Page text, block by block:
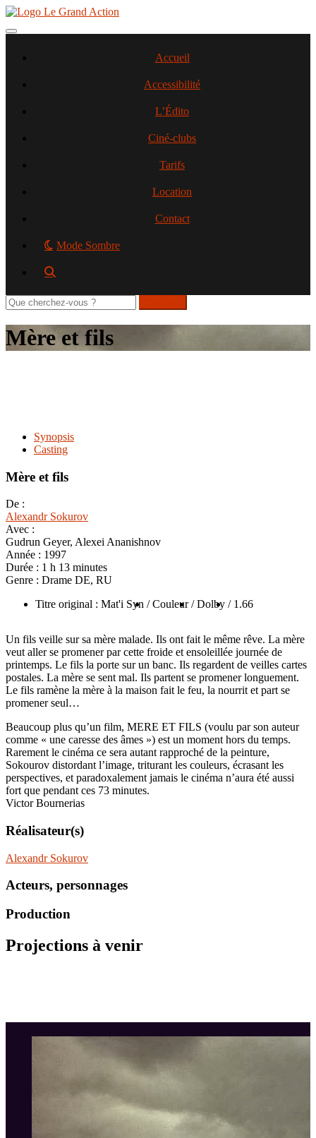
Aller
contenu
Toggle navigation
Accueil
Accessibilité
L’Édito
Ciné-clubs
Tarifs
Location
Contact
Mode Sombre
Rechercher
sur
le
site
Mère et fils
Synopsis
Casting
Mère et fils
De :
Alexandr Sokurov
Avec :
Gudrun Geyer, Alexei Ananishnov
Année : 1997
Durée : 1 h 13 minutes
Genre : Drame DE, RU
Titre original : Mat'i Syn / Couleur / Dolby / 1.66
Un fils veille sur sa mère malade. Ils ont fait le même rêve. La mère
veut aller se promener par cette froide et ensoleillée journée de
printemps. Le fils la porte sur un banc. Ils regardent de veilles cartes
postales. La mère se sent mal. Ils partent se promener longuement.
Le fils ramène la mère à la maison fait le feu, la nourrit et part se
promener seul…
Beaucoup plus qu’un film, MERE ET FILS (voulu par son auteur
comme « une caresse des âmes ») est un moment hors du temps.
Rarement le cinéma ce sera autant rapproché de la peinture,
Sokourov distordant l’image, triturant les couleurs, écrasant les
perspectives, et paradoxalement jamais le cinéma n’aura été aussi
fort que pendant ces 73 minutes.
Victor Bournerias
Réalisateur(s)
Alexandr Sokurov
Acteurs, personnages
Production
Projections à venir